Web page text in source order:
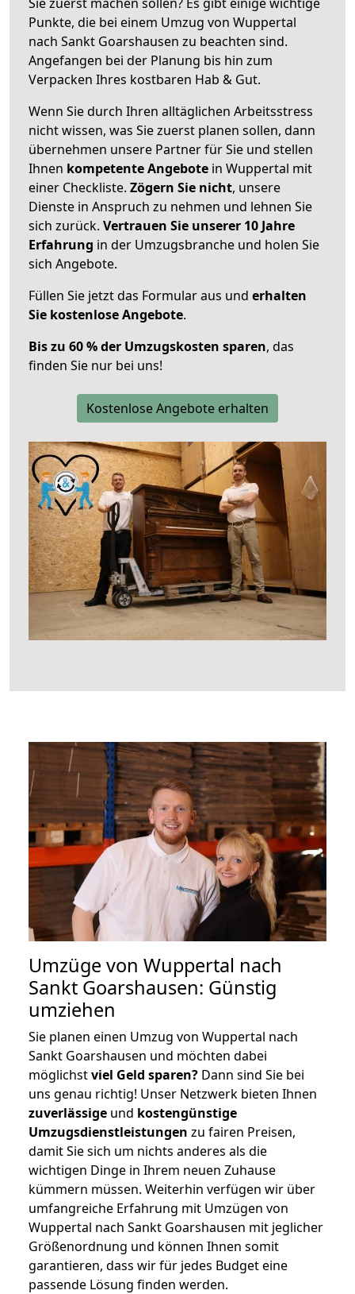
Punkte, die bei einem Umzug von Wuppertal
nach Sankt Goarshausen zu beachten sind.
Angefangen bei der Planung bis hin zum
Verpacken Ihres kostbaren Hab & Gut.
Wenn Sie durch Ihren alltäglichen Arbeitsstress
nicht wissen, was Sie zuerst planen sollen, dann
übernehmen unsere Partner für Sie und stellen
Ihnen kompetente Angebote in Wuppertal mit
einer Checkliste. Zögern Sie nicht, unsere
Dienste in Anspruch zu nehmen und lehnen Sie
sich zurück. Vertrauen Sie unserer 10 Jahre
Erfahrung in der Umzugsbranche und holen Sie
sich Angebote.
Füllen Sie jetzt das Formular aus und erhalten
Sie kostenlose Angebote.
Bis zu 60 % der Umzugskosten sparen, das
finden Sie nur bei uns!
Kostenlose Angebote erhalten
Umzüge von Wuppertal nach
Sankt Goarshausen: Günstig
umziehen
Sie planen einen Umzug von Wuppertal nach
Sankt Goarshausen und möchten dabei
möglichstviel Geld sparen? Dann sind Sie bei
uns genau richtig! Unser Netzwerk bieten Ihnen
zuverlässige und kostengünstige
Umzugsdienstleistungen zu fairen Preisen,
damit Sie sich um nichts anderes als die
wichtigen Dinge in Ihrem neuen Zuhause
kümmern müssen. Weiterhin verfügen wir über
umfangreiche Erfahrung mit Umzügen von
Wuppertal nach Sankt Goarshausen mit jeglicher
Größenordnung und können Ihnen somit
garantieren, dass wir für jedes Budget eine
passende Lösung finden werden.